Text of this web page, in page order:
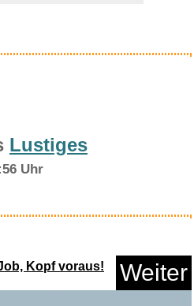
Lustiges
Uhr
Kopf voraus! Weiter